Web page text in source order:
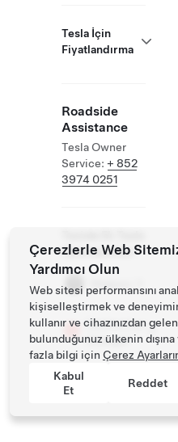
Tesla İçin
Fiyatlandırma
Roadside
Assistance
Tesla Owner
Service: + 852
3974 0251
Operasyonları
Mağaza
Destination
Charger
Çerezlerle Web
Yardımcı Olun
Web sitesi performansını
kişiselleştirmek ve
kullanır ve cihazınızdan
bulunduğunuz ülkenin dışına
fazla bilgi için Çerez
Kabul
Et
Reddet